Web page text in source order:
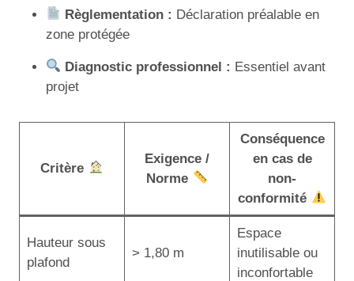
Règlementation : Déclaration préalable en
zone protégée
Diagnostic professionnel : Essentiel avant
projet
Critère
Exigence /
Norme
Conséquence
en cas de
non-
conformité
Hauteur sous
plafond
> 1,80 m
Espace
inutilisable ou
inconfortable